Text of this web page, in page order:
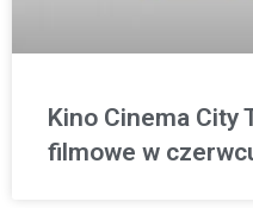
Kino Cinema City
filmowe w